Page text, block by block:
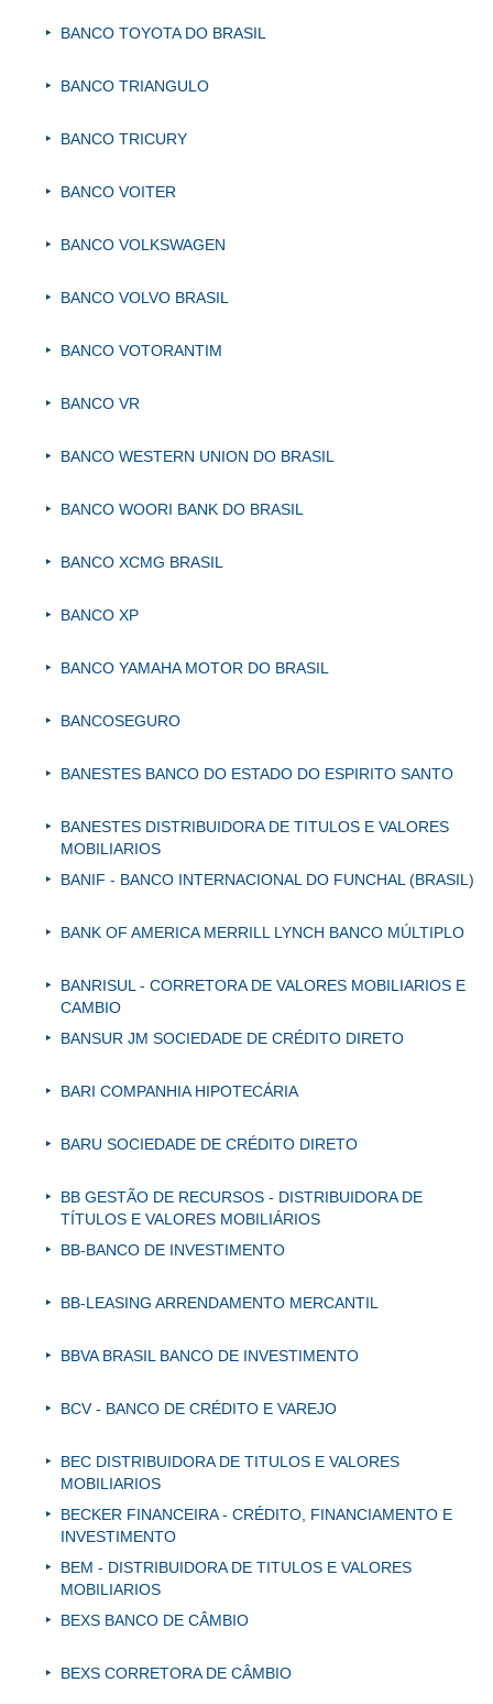
BANCO TOYOTA DO BRASIL
BANCO TRIANGULO
BANCO TRICURY
BANCO VOITER
BANCO VOLKSWAGEN
BANCO VOLVO BRASIL
BANCO VOTORANTIM
BANCO VR
BANCO WESTERN UNION DO BRASIL
BANCO WOORI BANK DO BRASIL
BANCO XCMG BRASIL
BANCO XP
BANCO YAMAHA MOTOR DO BRASIL
BANCOSEGURO
BANESTES BANCO DO ESTADO DO ESPIRITO SANTO
BANESTES DISTRIBUIDORA DE TITULOS E VALORES
MOBILIARIOS
BANIF - BANCO INTERNACIONAL DO FUNCHAL (BRASIL)
BANK OF AMERICA MERRILL LYNCH BANCO MÚLTIPLO
BANRISUL - CORRETORA DE VALORES MOBILIARIOS E
CAMBIO
BANSUR JM SOCIEDADE DE CRÉDITO DIRETO
BARI COMPANHIA HIPOTECÁRIA
BARU SOCIEDADE DE CRÉDITO DIRETO
BB GESTÃO DE RECURSOS - DISTRIBUIDORA DE
TÍTULOS E VALORES MOBILIÁRIOS
BB-BANCO DE INVESTIMENTO
BB-LEASING ARRENDAMENTO MERCANTIL
BBVA BRASIL BANCO DE INVESTIMENTO
BCV - BANCO DE CRÉDITO E VAREJO
BEC DISTRIBUIDORA DE TITULOS E VALORES
MOBILIARIOS
BECKER FINANCEIRA - CRÉDITO, FINANCIAMENTO E
INVESTIMENTO
BEM - DISTRIBUIDORA DE TITULOS E VALORES
MOBILIARIOS
BEXS BANCO DE CÂMBIO
BEXS CORRETORA DE CÂMBIO